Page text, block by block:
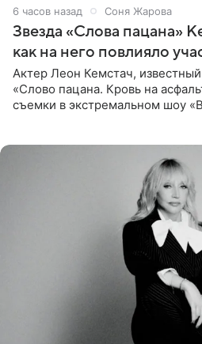
6 часов назад Соня Жарова
Звезда «Слова пацана»
как на него повлияло
Актер Леон Кемстач,
«Слово пацана. Кровь на
съемки в экстремальном шоу